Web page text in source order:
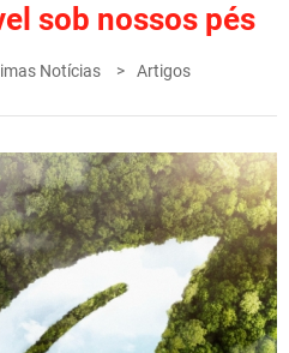
sob nossos pés
Notícias
Artigos